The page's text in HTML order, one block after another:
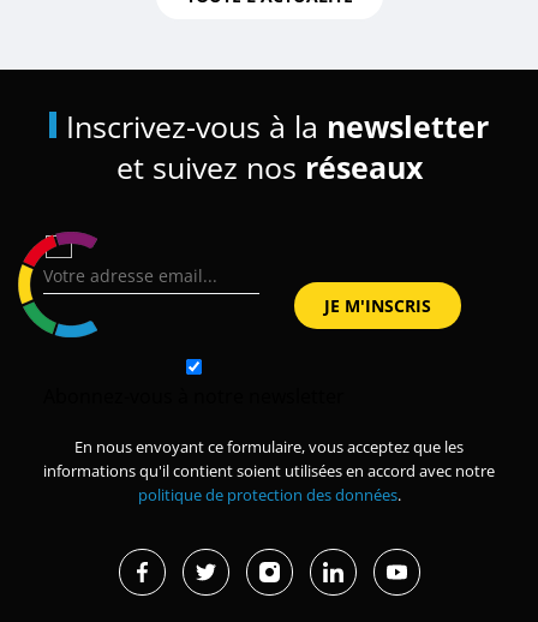
Inscrivez-vous à la newsletter
et suivez nos réseaux
En nous envoyant ce formulaire, vous acceptez que les
informations qu'il contient soient utilisées en accord avec notre
politique de protection des données.